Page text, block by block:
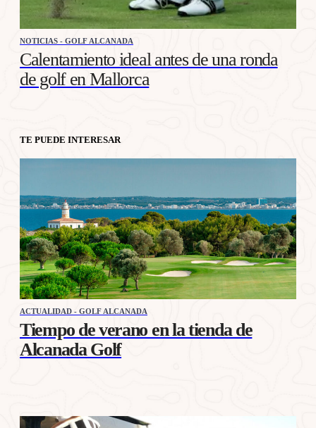
NOTICIAS - GOLF ALCANADA
Calentamiento ideal antes de una ronda
de golf en Mallorca
TE PUEDE INTERESAR
ACTUALIDAD - GOLF ALCANADA
Tiempo de verano en la tienda de
Alcanada Golf